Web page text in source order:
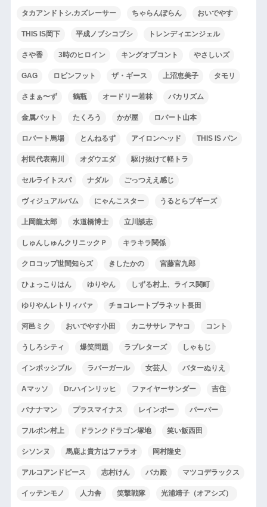
タカアンドトシ.カズレーサー ちゃらんぽらん おいでやす
THIS IS岡下 平成ノブシコブシ トレンディエンジェル
さや香 3時のヒロイン キングオブコント やさしいズ
GAG ロビンフット ザ・ギース 上沼恵美子 タモリ
さまぁ〜ず 鶴瓶 オードリー若林 バカリズム
金属バット たくろう かが屋 ロバート山本
ロバート馬場 とんねるず アイロンヘッド THIS IS パン
村民代表南川 オダウエダ 駆け抜けて軽トラ
セルライトスパ ナダル ごっつええ感じ
ヴィジュアルバム にゃんこスター うるとらブギーズ
上岡龍太郎 水道橋博士 立川談志
しゅんしゅんクリニックＰ キラキラ関係
クロコップ世間知らズ きしたかの 宮藤官九郎
ひょっこりはん ゆりやん しずる村上、ライス関町
ゆりやんレトリィバァ チョコレートプラネット長田
河邑ミク おいでやす小田 カニササレ アヤコ コント
うしろシティ 爆笑問題 ラブレターズ しゃもじ
インポッシブル ラバーガール 女芸人 バターぬりえ
Aマッソ Dr.ハインリッヒ ファイヤーサンダー 吉住
バナナマン プラスマイナス レインボー パーパー
フルポン村上 ドランクドラゴン塚地 笑い飯西田
シソンヌ 馬鹿よ貴方はファラオ 岡村隆史
アルコアンドピース 志村けん バカ殿 マツコデラックス
イッテンモノ 人力舎 笑撃戦隊 光浦靖子（オアシズ）